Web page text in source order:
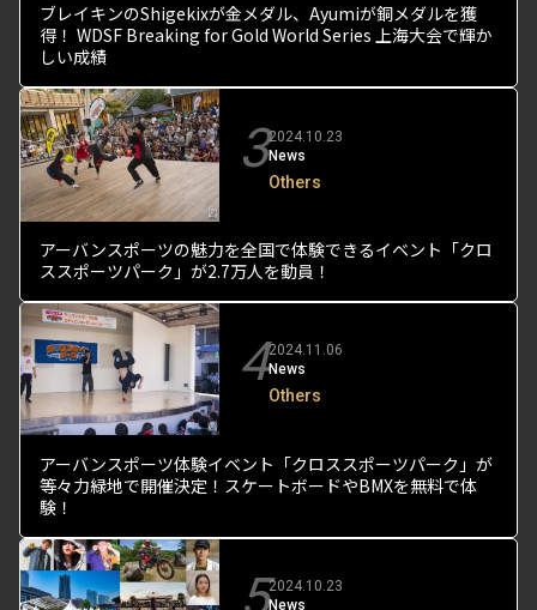
ブレイキンのShigekixが金メダル、Ayumiが銅メダルを獲
得！ WDSF Breaking for Gold World Series 上海大会で輝か
しい成績
32024.10.23
News
Others
アーバンスポーツの魅力を全国で体験できるイベント「クロ
ススポーツパーク」が2.7万人を動員！
42024.11.06
News
Others
アーバンスポーツ体験イベント「クロススポーツパーク」が
等々力緑地で開催決定！スケートボードやBMXを無料で体
験！
52024.10.23
News